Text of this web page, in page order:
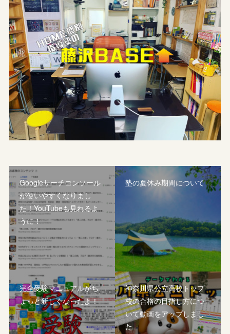
Googleサーチコンソール
が使いやすくなりまし
た！YouTubeも見れるよ
うに！
塾の夏休み期間について
完全受験マニュアルがち
ょっと新しくなったよ！
神奈川県公立高校トップ
校の合格の目指し方につ
いて動画をアップしまし
た